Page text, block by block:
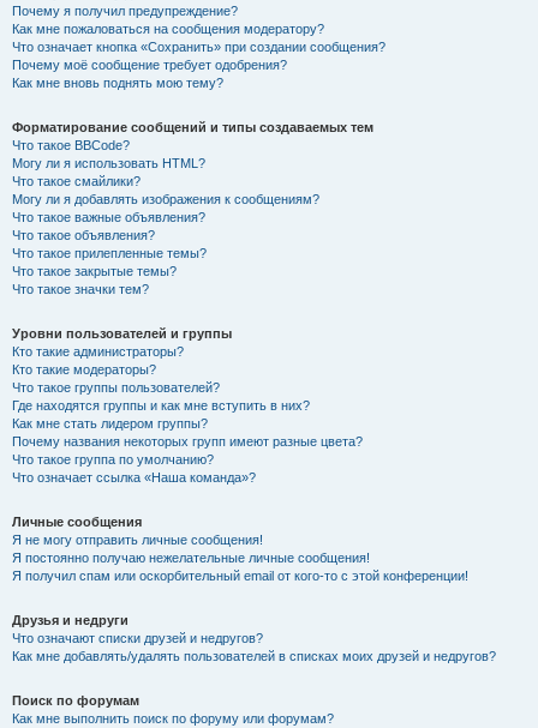
Почему я получил предупреждение?
Как мне пожаловаться на сообщения модератору?
Что означает кнопка «Сохранить» при создании сообщения?
Почему моё сообщение требует одобрения?
Как мне вновь поднять мою тему?
Форматирование сообщений и типы создаваемых тем
Что такое BBCode?
Могу ли я использовать HTML?
Что такое смайлики?
Могу ли я добавлять изображения к сообщениям?
Что такое важные объявления?
Что такое объявления?
Что такое прилепленные темы?
Что такое закрытые темы?
Что такое значки тем?
Уровни пользователей и группы
Кто такие администраторы?
Кто такие модераторы?
Что такое группы пользователей?
Где находятся группы и как мне вступить в них?
Как мне стать лидером группы?
Почему названия некоторых групп имеют разные цвета?
Что такое группа по умолчанию?
Что означает ссылка «Наша команда»?
Личные сообщения
Я не могу отправить личные сообщения!
Я постоянно получаю нежелательные личные сообщения!
Я получил спам или оскорбительный email от кого-то с этой конференции!
Друзья и недруги
Что означают списки друзей и недругов?
Как мне добавлять/удалять пользователей в списках моих друзей и недругов?
Поиск по форумам
Как мне выполнить поиск по форуму или форумам?